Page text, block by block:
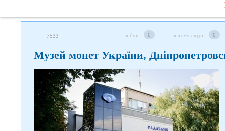
7533 я був 0 я хочу сюди 0
Музей монет України,